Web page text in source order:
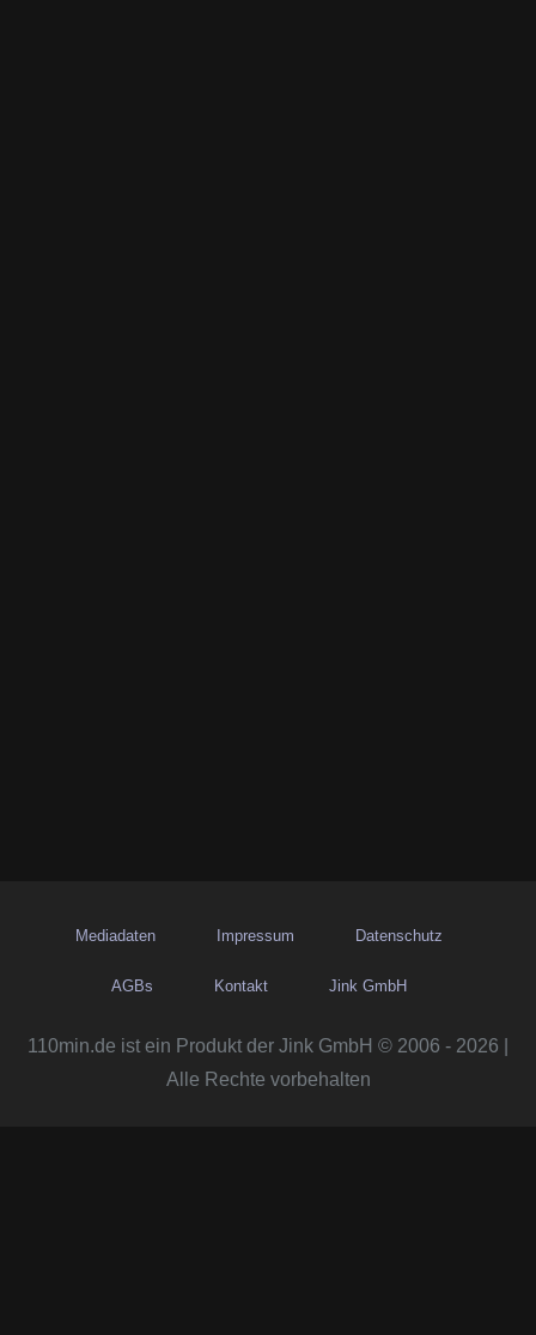
Mediadaten Impressum Datenschutz
AGBs Kontakt Jink GmbH
110min.de ist ein Produkt der Jink GmbH © 2006 - 2026 |
Alle Rechte vorbehalten